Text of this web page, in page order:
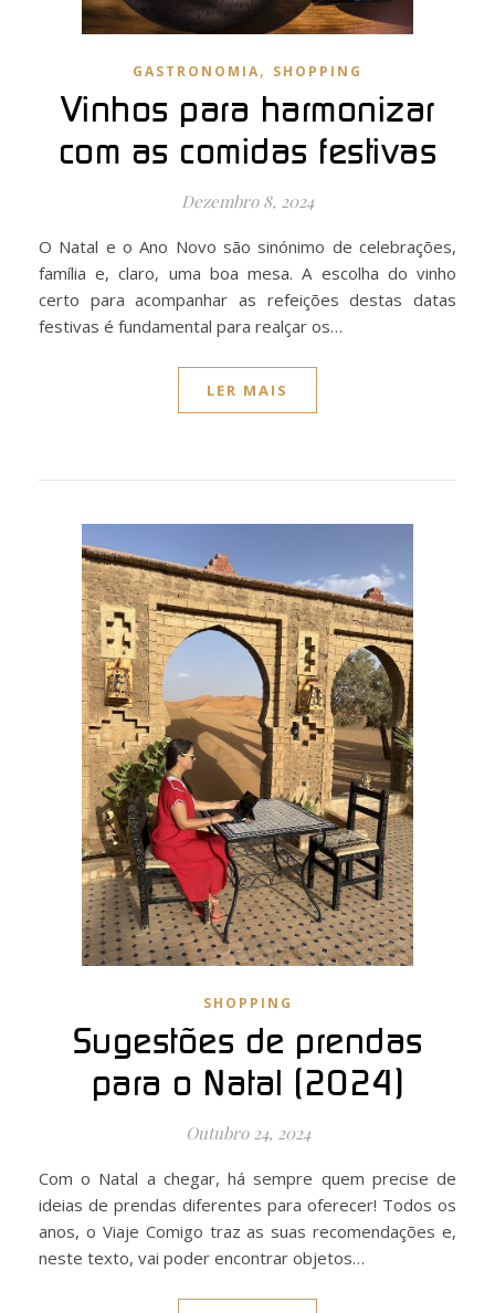
GASTRONOMIA, SHOPPING
Vinhos para harmonizar
com as comidas festivas
Dezembro 8, 2024
O Natal e o Ano Novo são sinónimo de celebrações,
família e, claro, uma boa mesa. A escolha do vinho
certo para acompanhar as refeições destas datas
festivas é fundamental para realçar os…
LER MAIS
SHOPPING
Sugestões de prendas
para o Natal (2024)
Outubro 24, 2024
Com o Natal a chegar, há sempre quem precise de
ideias de prendas diferentes para oferecer! Todos os
anos, o Viaje Comigo traz as suas recomendações e,
neste texto, vai poder encontrar objetos…